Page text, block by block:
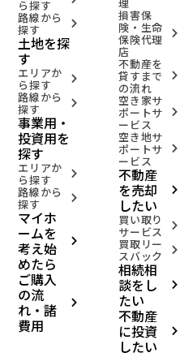
ら探す
路線から
探す arrow_forward_ios
土地を探
す
エリアか
ら探す arrow_forward_ios
路線から
探す arrow_forward_ios
事業用・
投資用を
探す
エリアか
ら探す arrow_forward_ios
路線から
探す arrow_forward_ios
マイホ
ームを
考え始
めたら
arrow_forward_ios
ご購入
の流
れ・諸
費用
arrow_forward_ios
損害保
険・生命
保険代理
店
arrow_forward_ios
不動産を
貸すまで
の流れ
arrow_forward_ios
空き家サ
ポートサ
ービス
arrow_forward_ios
空き地サ
ポートサ
ービス
arrow_forward_ios
不動産
を売却
したい
arrow_forward_ios
買い取り
サービス arrow_forward_ios
買取リー
スバック arrow_forward_ios
相続相
談をし
たい
arrow_forward_ios
不動産
に投資
したい
arrow_forward_ios